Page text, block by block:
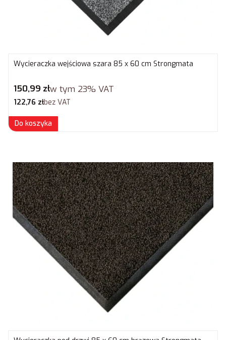
Wycieraczka wejściowa szara 85 x 60 cm Strongmata
Cena brutto
150,99 złw tym 23% VAT
Cena netto
122,76 złbez VAT
Do koszyka